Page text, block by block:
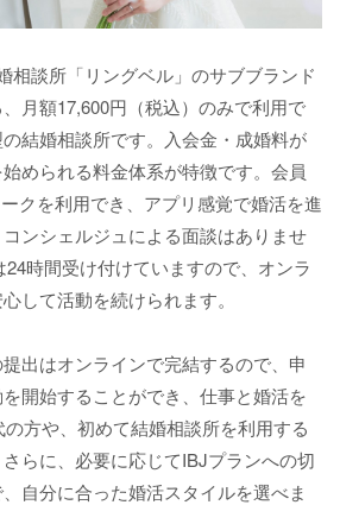
相談所「リングベル」のサブブランド
月額17,600円（税込）のみで利用で
結婚相談所です。入会金・成婚料が
められる料金体系が特徴です。会員
クを利用でき、アプリ感覚で婚活を進
ンシェルジュによる面談はありませ
時間受け付けていますので、オンラ
して活動を続けられます。
出はオンラインで完結するので、申
開始することができ、仕事と婚活を
方や、初めて結婚相談所を利用する
らに、必要に応じてIBJプランへの切
自分に合った婚活スタイルを選べま